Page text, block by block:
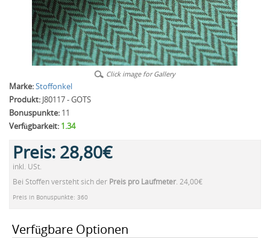
Click image for Gallery
Marke:Stoffonkel
Produkt: J80117 - GOTS
Bonuspunkte: 11
Verfügbarkeit: 1.34
Preis: 28,80€
inkl. USt.
Bei Stoffen versteht sich der Preis pro Laufmeter. 24,00€
Preis in Bonuspunkte: 360
Verfügbare Optionen